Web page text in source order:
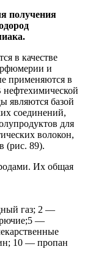
получения
в качестве
и
применяются в
нефтехимической
являются базой
соединений,
для
волокон,
(рис. 89).
Их общая
газ; 2 —
—
10 — пропан